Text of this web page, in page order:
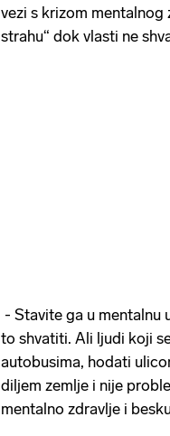
vezi s krizom mentalnog
strahu“ dok vlasti ne
- Stavite ga u mentalnu
to shvatiti. Ali ljudi koji
autobusima, hodati
diljem zemlje i nije
mentalno zdravlje i